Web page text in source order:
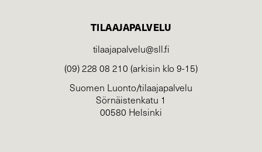
TILAAJAPALVELU
tilaajapalvelu@sll.fi
(09) 228 08 210 (arkisin klo 9-15)
Suomen Luonto/tilaajapalvelu
Sörnäistenkatu 1
00580 Helsinki